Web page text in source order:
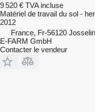
9 520 € TVA incluse
Matériel de travail du sol -
2012
France, Fr-56120 Josselin
E-FARM GmbH
Contacter le vendeur